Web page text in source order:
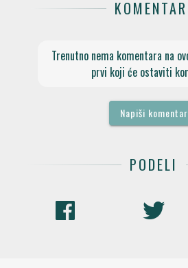
Trenutno nema komentara na
prvi koji će ostaviti
Napiši komentar
PODELI